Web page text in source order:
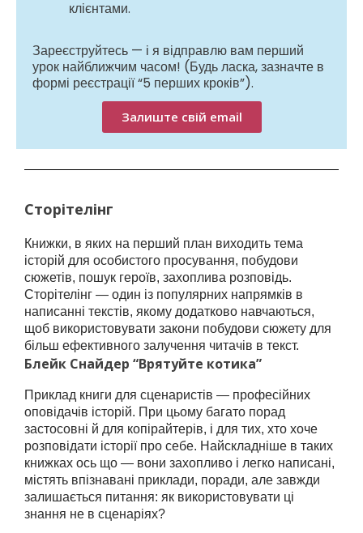
клієнтами.
Зареєструйтесь — і я відправлю вам перший
урок найближчим часом! (Будь ласка, зазначте в
формі реєстрації “5 перших кроків”).
Залиште свій email
Сторітелінг
Книжки, в яких на перший план виходить тема
історій для особистого просування, побудови
сюжетів, пошук героїв, захоплива розповідь.
Сторітелінг — один із популярних напрямків в
написанні текстів, якому додатково навчаються,
щоб використовувати закони побудови сюжету для
більш ефективного залучення читачів в текст.
Блейк Снайдер “Врятуйте котика”
Приклад книги для сценаристів — професійних
оповідачів історій. При цьому багато порад
застосовні й для копірайтерів, і для тих, хто хоче
розповідати історії про себе. Найскладніше в таких
книжках ось що — вони захопливо і легко написані,
містять впізнавані приклади, поради, але завжди
залишається питання: як використовувати ці
знання не в сценаріях?